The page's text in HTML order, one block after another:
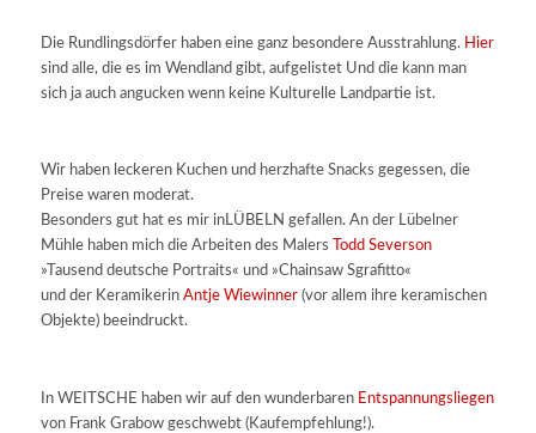
Die Rundlingsdörfer haben eine ganz besondere Ausstrahlung. Hier
sind alle, die es im Wendland gibt, aufgelistet Und die kann man
sich ja auch angucken wenn keine Kulturelle Landpartie ist.
Wir haben leckeren Kuchen und herzhafte Snacks gegessen, die
Preise waren moderat.
Besonders gut hat es mir inLÜBELN gefallen. An der Lübelner
Mühle haben mich die Arbeiten des Malers
Todd Severson
»Tausend deutsche Portraits« und »Chainsaw Sgrafitto«
und der Keramikerin Antje Wiewinner(vor allem ihre keramischen
Objekte) beeindruckt.
In WEITSCHE haben wir auf den wunderbaren Entspannungsliegen
von Frank Grabow geschwebt (Kaufempfehlung!).